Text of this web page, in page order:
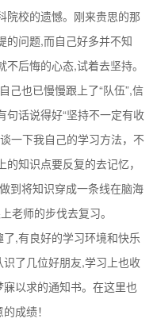
院校的遗憾。刚来贵思的那
的问题,而自己好多并不知
后悔的心态,试着去坚持。
己也已慢慢跟上了“队伍”,信
句话说得好“坚持不一定有收
一下我自己的学习方法，不
知识点要反复的去记忆，
到将知识穿成一条线在脑海
老师的步伐去复习。
,有良好的学习环境和快乐
了几位好朋友,学习上也收
以求的通知书。在这里也
成绩！